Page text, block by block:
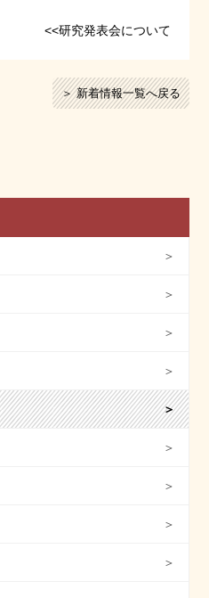
<<研究発表会について
＞ 新着情報一覧へ戻る
＞
＞
＞
＞
＞
＞
＞
＞
＞